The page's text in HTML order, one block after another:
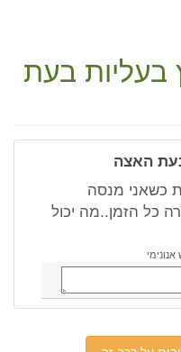
בעליות בעת
האצה
2008,בעליות כשאני מנסה
כל הזמן..מה יכול